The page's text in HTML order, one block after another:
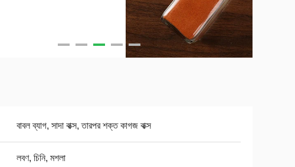
বাবল ব্যাগ, সাদা বাক্স, তারপর শক্ত কাগজ বাক্স
লবণ, চিনি, মশলা